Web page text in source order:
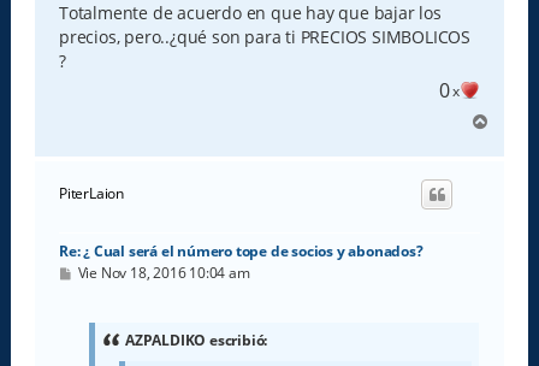
Totalmente de acuerdo en que hay que bajar los
precios, pero..¿qué son para ti PRECIOS SIMBOLICOS
?
0x
r
PiterLaion
Re: ¿ Cual será el número tope de socios y abonados?
M
Vie Nov 18, 2016 10:04 am
AZPALDIKO escribió: